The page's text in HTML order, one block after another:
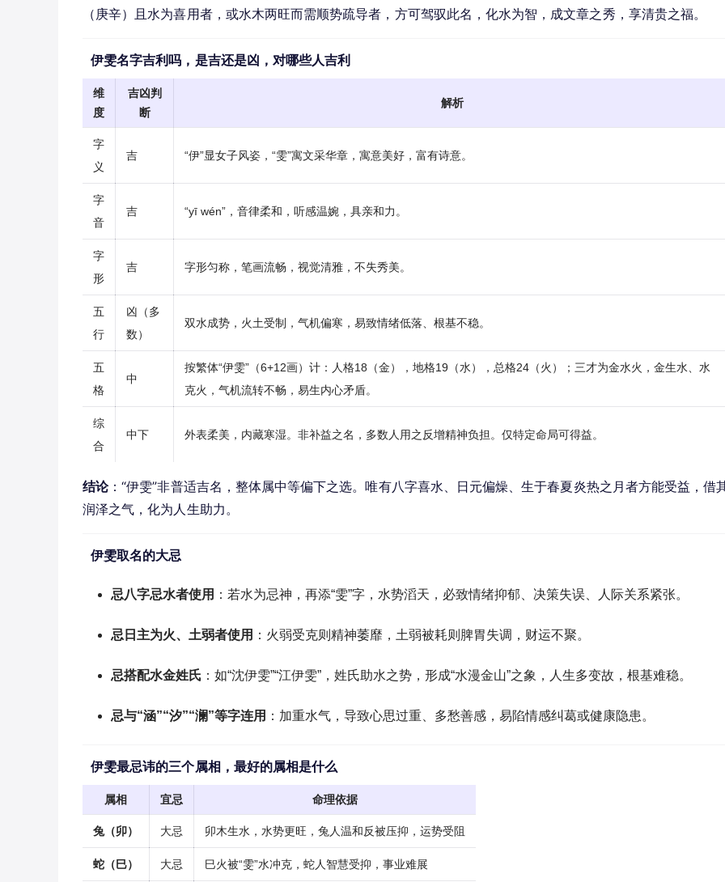
（庚辛）且水为喜用者，或水木两旺而需顺势疏导者，方可驾驭此名，化水为智，成文章之秀，享清贵之福。
伊雯名字吉利吗，是吉还是凶，对哪些人吉利
维
度
吉凶判
断
解析
字
义
吉 “伊”显女子风姿，“雯”寓文采华章，寓意美好，富有诗意。
字
音
吉 “yī wén”，音律柔和，听感温婉，具亲和力。
字
形
吉 字形匀称，笔画流畅，视觉清雅，不失秀美。
五
行
凶（多
数）
双水成势，火土受制，气机偏寒，易致情绪低落、根基不稳。
五
格
中
按繁体“伊雯”（6+12画）计：人格18（金），地格19（水），总格24（火）；三才为金水火，金生水、水
克火，气机流转不畅，易生内心矛盾。
综
合
中下 外表柔美，内藏寒湿。非补益之名，多数人用之反增精神负担。仅特定命局可得益。
结论：“伊雯”非普适吉名，整体属中等偏下之选。唯有八字喜水、日元偏燥、生于春夏炎热之月者方能受益，借
润泽之气，化为人生助力。
伊雯取名的大忌
忌八字忌水者使用 ：若水为忌神，再添“雯”字，水势滔天，必致情绪抑郁、决策失误、人际关系紧张。
忌日主为火、土弱者使用 ：火弱受克则精神萎靡，土弱被耗则脾胃失调，财运不聚。
忌搭配水金姓氏 ：如“沈伊雯”“江伊雯”，姓氏助水之势，形成“水漫金山”之象，人生多变故，根基难稳。
忌与“涵”“汐”“澜”等字连用 ：加重水气，导致心思过重、多愁善感，易陷情感纠葛或健康隐患。
伊雯最忌讳的三个属相，最好的属相是什么
属相 宜忌 命理依据
兔（卯） 大忌 卯木生水，水势更旺，兔人温和反被压抑，运势受阻
蛇（巳） 大忌 巳火被“雯”水冲克，蛇人智慧受抑，事业难展